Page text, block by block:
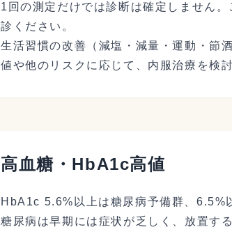
1回の測定だけでは診断は確定しません
診ください。
生活習慣の改善（減塩・減量・運動・節
値や他のリスクに応じて、内服治療を検討
高血糖・HbA1c高値
HbA1c 5.6%以上は糖尿病予備群、6.5%
糖尿病は早期には症状が乏しく、放置す